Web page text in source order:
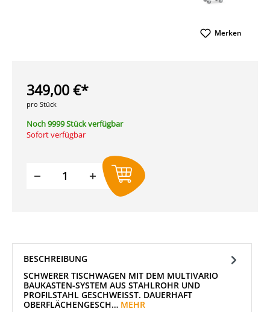
Merken
349,00 €*
pro Stück
Noch 9999 Stück verfügbar
Sofort verfügbar
Produkt Anzahl: Gib den
BESCHREIBUNG
SCHWERER TISCHWAGEN MIT DEM MULTIVARIO
BAUKASTEN-SYSTEM AUS STAHLROHR UND
PROFILSTAHL GESCHWEISST. DAUERHAFT O
BERFLÄCHENGESCH… MEHR